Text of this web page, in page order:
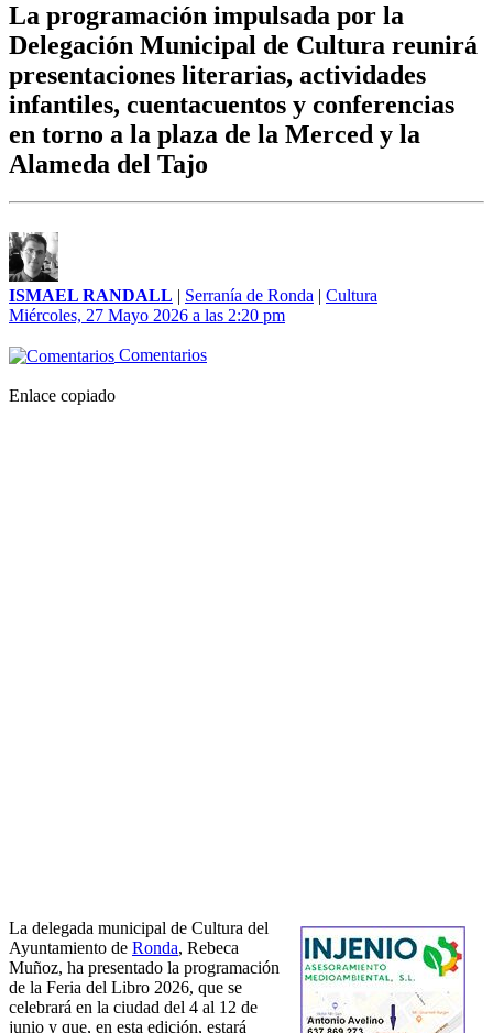
La programación impulsada por la
Delegación Municipal de Cultura reunirá
presentaciones literarias, actividades
infantiles, cuentacuentos y conferencias
en torno a la plaza de la Merced y la
Alameda del Tajo
ISMAEL RANDALL | Serranía de Ronda | Cultura
Miércoles, 27 Mayo 2026 a las 2:20 pm
Comentarios
Enlace copiado
La delegada municipal de Cultura del
Ayuntamiento de Ronda, Rebeca
Muñoz, ha presentado la programación
de la Feria del Libro 2026, que se
celebrará en la ciudad del 4 al 12 de
junio y que, en esta edición, estará